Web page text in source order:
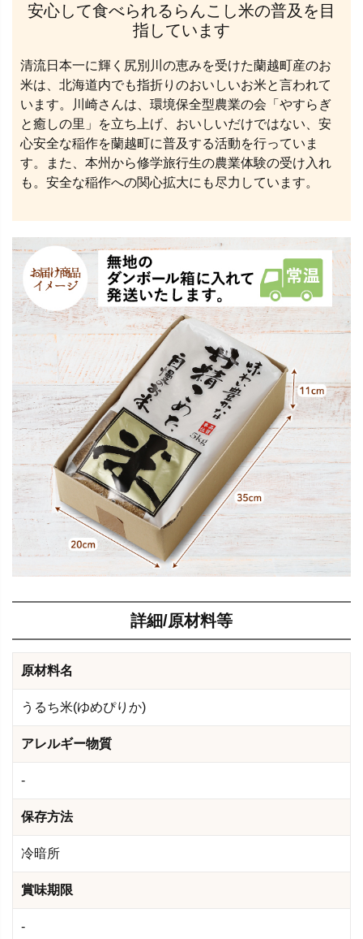
安心して食べられるらんこし米の普及を目
指しています
清流日本一に輝く尻別川の恵みを受けた蘭越町産のお
米は、北海道内でも指折りのおいしいお米と言われて
います。川崎さんは、環境保全型農業の会「やすらぎ
と癒しの里」を立ち上げ、おいしいだけではない、安
心安全な稲作を蘭越町に普及する活動を行っていま
す。また、本州から修学旅行生の農業体験の受け入れ
も。安全な稲作への関心拡大にも尽力しています。
詳細/原材料等
原材料名
うるち米(ゆめぴりか)
アレルギー物質
-
保存方法
冷暗所
賞味期限
-